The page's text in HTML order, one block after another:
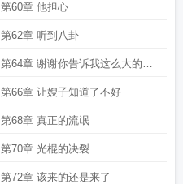
第60章 他担心
第62章 听到八卦
第64章 谢谢你告诉我这么大的秘
密
第66章 让嫂子知道了不好
第68章 真正的流氓
第70章 光棍的决裂
第72章 该来的还是来了